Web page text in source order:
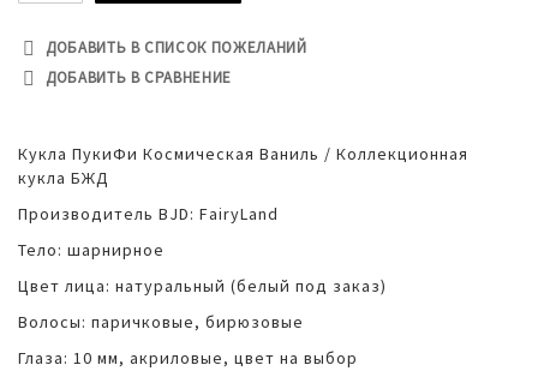
ДОБАВИТЬ В СПИСОК ПОЖЕЛАНИЙ
ДОБАВИТЬ В СРАВНЕНИЕ
Кукла ПукиФи Космическая Ваниль / Коллекционная
кукла БЖД
Производитель BJD: FairyLand
Тело: шарнирное
Цвет лица: натуральный (белый под заказ)
Волосы: паричковые, бирюзовые
Глаза: 10 мм, акриловые, цвет на выбор